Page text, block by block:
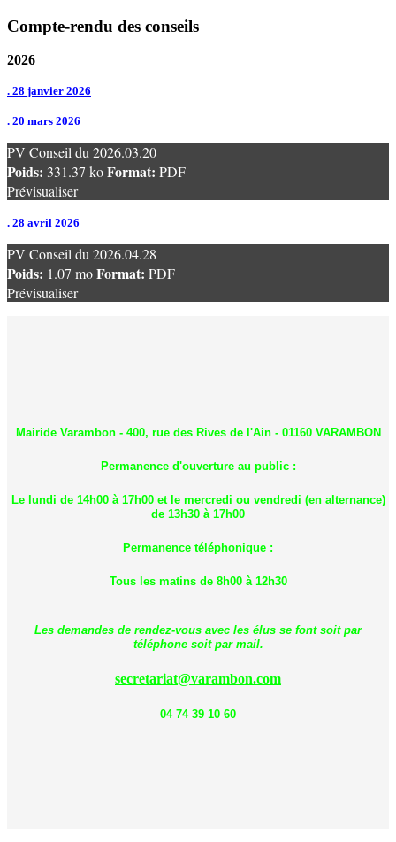
Compte-rendu des conseils
2026
. 28 janvier 2026
. 20 mars 2026
PV Conseil du 2026.03.20
Poids: 331.37 koFormat: PDF
Prévisualiser
. 28 avril 2026
PV Conseil du 2026.04.28
Poids: 1.07 moFormat: PDF
Prévisualiser
Mairide Varambon - 400, rue des Rives de l'Ain - 01160 VARAMBON
Permanence d'ouverture au public :
Le lundi de 14h00 à 17h00 et le mercredi ou vendredi (en alternance)
de 13h30 à 17h00
Permanence téléphonique :
Tous les matins de 8h00 à 12h30
Les demandes de rendez-vous avec les élus se font soit par
téléphone soit par mail.
secretariat@varambon.com
04 74 39 10 60